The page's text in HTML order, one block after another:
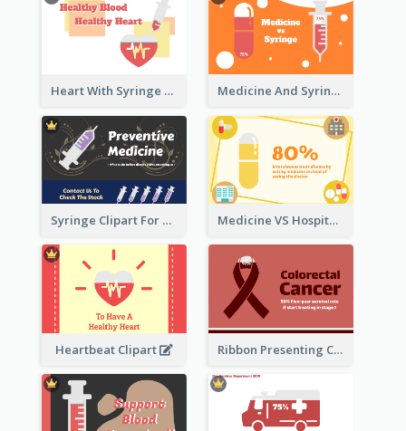
Heart With Syringe Clipart Medicine And Syringe Comparison
Syringe Clipart For Preventive Medicine Medicine VS Hospital Clipart
Heartbeat Clipart Ribbon Presenting Cancer